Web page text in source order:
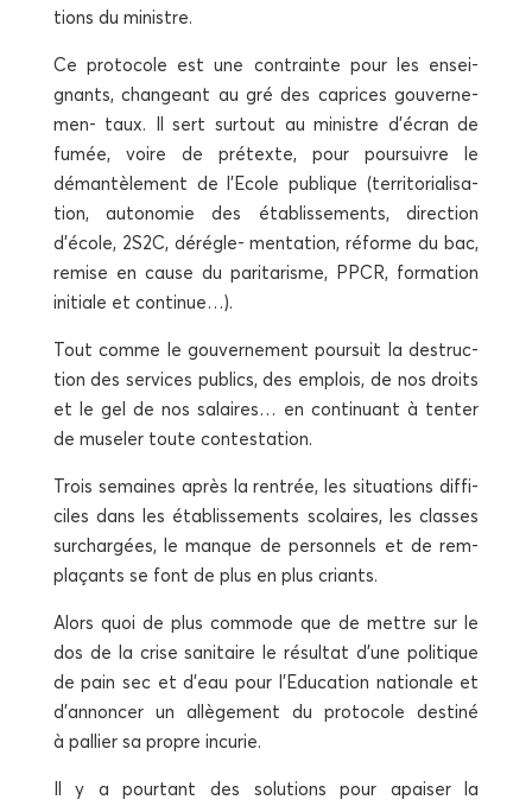
tions du ministre.
Ce pro­to­cole est une contrainte pour les ensei­
gnants, chan­geant au gré des caprices gou­ver­ne­
men- taux. Il sert sur­tout au ministre d’écran de
fumée, voire de pré­texte, pour pour­suivre le
déman­tè­le­ment de l’Ecole publique (ter­ri­to­ria­li­sa­
tion, auto­no­mie des éta­blis­se­ments, direc­tion
d’école, 2S2C, dérégle- men­ta­tion, réforme du bac,
remise en cause du pari­ta­risme, PPCR, for­ma­tion
ini­tiale et continue…).
Tout comme le gou­ver­ne­ment pour­suit la des­truc­
tion des ser­vices publics, des emplois, de nos droits
et le gel de nos salaires… en conti­nuant à ten­ter
de muse­ler toute contestation.
Trois semaines après la ren­trée, les situa­tions dif­fi­
ciles dans les éta­blis­se­ments sco­laires, les classes
sur­char­gées, le manque de per­son­nels et de rem­
pla­çants se font de plus en plus criants.
Alors quoi de plus com­mode que de mettre sur le
dos de la crise sani­taire le résul­tat d’une poli­tique
de pain sec et d’eau pour l’Education natio­nale et
d’annoncer un allè­ge­ment du pro­to­cole des­ti­né
à pal­lier sa propre incurie.
Il y a pour­tant des solu­tions pour apai­ser la